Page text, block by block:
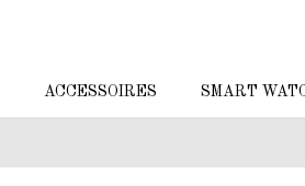
ACCESSOIRES SMART